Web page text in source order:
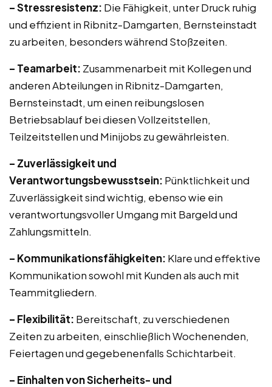
– Stressresistenz: Die Fähigkeit, unter Druck ruhig
und effizient in Ribnitz-Damgarten, Bernsteinstadt
zu arbeiten, besonders während Stoßzeiten.
– Teamarbeit: Zusammenarbeit mit Kollegen und
anderen Abteilungen in Ribnitz-Damgarten,
Bernsteinstadt, um einen reibungslosen
Betriebsablauf bei diesen Vollzeitstellen,
Teilzeitstellen und Minijobs zu gewährleisten.
– Zuverlässigkeit und
Verantwortungsbewusstsein: Pünktlichkeit und
Zuverlässigkeit sind wichtig, ebenso wie ein
verantwortungsvoller Umgang mit Bargeld und
Zahlungsmitteln.
– Kommunikationsfähigkeiten: Klare und effektive
Kommunikation sowohl mit Kunden als auch mit
Teammitgliedern.
– Flexibilität: Bereitschaft, zu verschiedenen
Zeiten zu arbeiten, einschließlich Wochenenden,
Feiertagen und gegebenenfalls Schichtarbeit.
– Einhalten von Sicherheits- und